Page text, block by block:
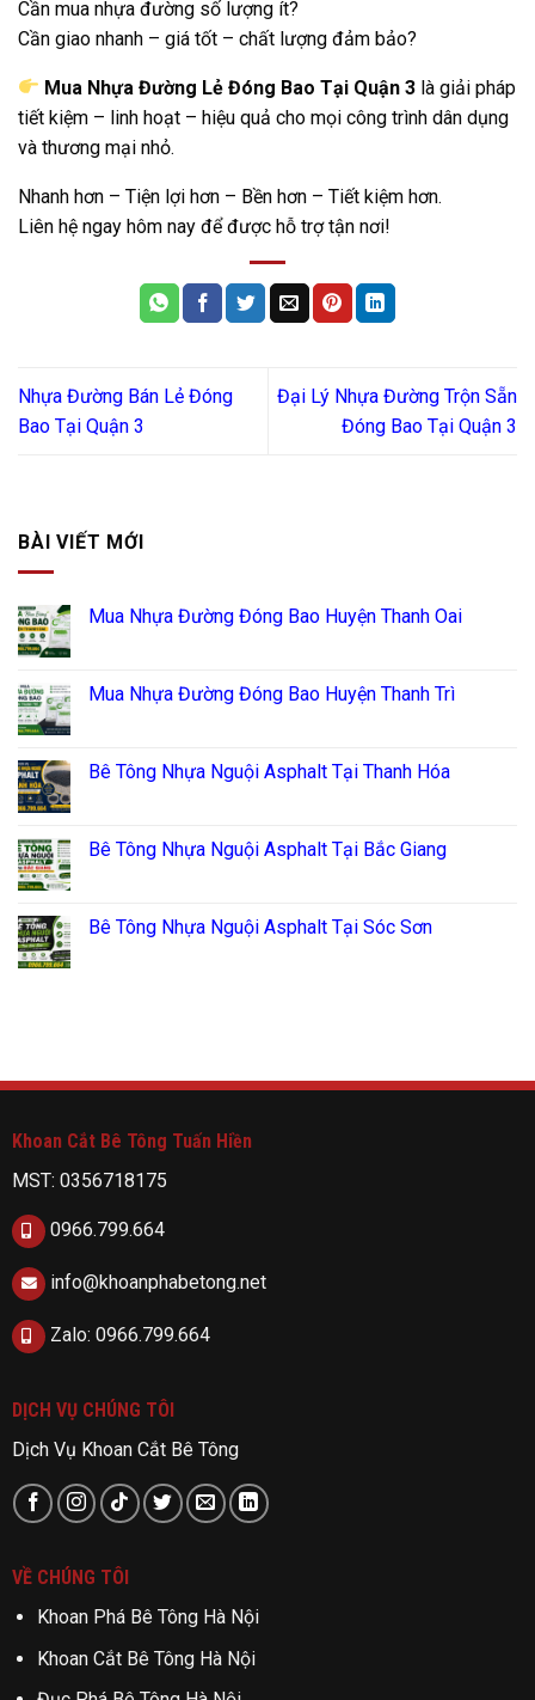
Cần mua nhựa đường số lượng ít?
Cần giao nhanh – giá tốt – chất lượng đảm bảo?
Mua Nhựa Đường Lẻ Đóng Bao Tại Quận 3 là giải pháp
tiết kiệm – linh hoạt – hiệu quả cho mọi công trình dân dụng
và thương mại nhỏ.
Nhanh hơn – Tiện lợi hơn – Bền hơn – Tiết kiệm hơn.
Liên hệ ngay hôm nay để được hỗ trợ tận nơi!
Nhựa Đường Bán Lẻ Đóng
Bao Tại Quận 3
Đại Lý Nhựa Đường Trộn Sẵn
Đóng Bao Tại Quận 3
BÀI VIẾT MỚI
Mua Nhựa Đường Đóng Bao Huyện Thanh Oai
Mua Nhựa Đường Đóng Bao Huyện Thanh Trì
Bê Tông Nhựa Nguội Asphalt Tại Thanh Hóa
Bê Tông Nhựa Nguội Asphalt Tại Bắc Giang
Bê Tông Nhựa Nguội Asphalt Tại Sóc Sơn
Khoan Cắt Bê Tông Tuấn Hiền
MST: 0356718175
0966.799.664
info@khoanphabetong.net
Zalo: 0966.799.664
DỊCH VỤ CHÚNG TÔI
Dịch Vụ Khoan Cắt Bê Tông
VỀ CHÚNG TÔI
Khoan Phá Bê Tông Hà Nội
Khoan Cắt Bê Tông Hà Nội